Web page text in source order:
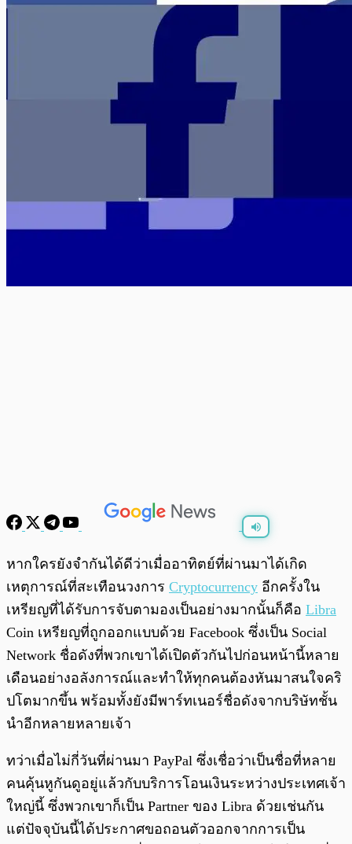
พร้อมเล่น 0:00/
หากใครยังจำกันได้ดีว่าเมื่ออาทิตย์ที่ผ่านมาได้เกิด
เหตุการณ์ที่สะเทือนวงการ Cryptocurrency อีกครั้งใน
เหรียญที่ได้รับการจับตามองเป็นอย่างมากนั้นก็คือ Libra
Coin เหรียญที่ถูกออกแบบด้วย Facebook ซึ่งเป็น Social
Network ชื่อดังที่พวกเขาได้เปิดตัวกันไปก่อนหน้านี้หลาย
เดือนอย่างอลังการณ์และทำให้ทุกคนต้องหันมาสนใจคริ
ปโตมากขึ้น พร้อมทั้งยังมีพาร์ทเนอร์ชื่อดังจากบริษัทชั้น
นำอีกหลายหลายเจ้า
ทว่าเมื่อไม่กี่วันที่ผ่านมา PayPal ซึ่งเชื่อว่าเป็นชื่อที่หลาย
คนคุ้นหูกันดูอยู่แล้วกับบริการโอนเงินระหว่างประเทศเจ้า
ใหญ่นี้ ซึ่งพวกเขาก็เป็น Partner ของ Libra ด้วยเช่นกัน
แต่ปัจจุบันนี้ได้ประกาศขอถอนตัวออกจากการเป็น